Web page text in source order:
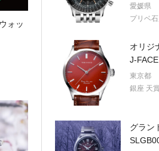
ォッ
愛媛県
プリベ
オリジ
J-FACE
東京都
銀座 天
グラン